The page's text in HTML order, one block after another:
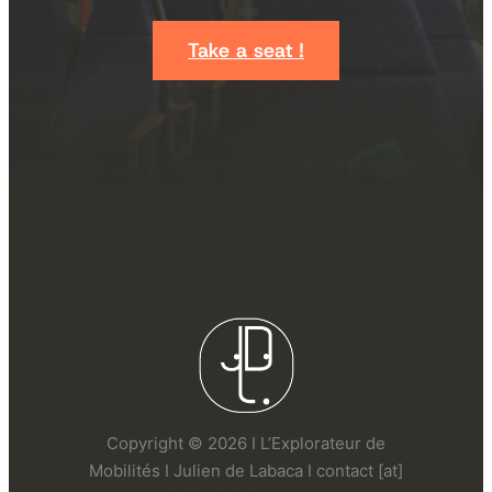
Take a seat !
Copyright © 2026 I L’Explorateur de
Mobilités I Julien de Labaca I contact [at]